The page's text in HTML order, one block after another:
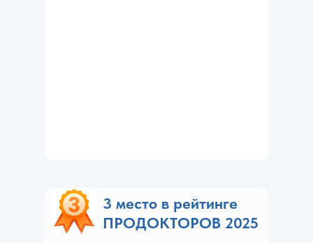
3 место в рейтинге
ПРОДОКТОРОВ 2025